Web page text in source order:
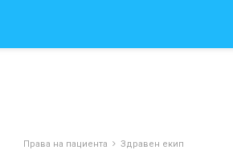
Права на пациента Здравен екип